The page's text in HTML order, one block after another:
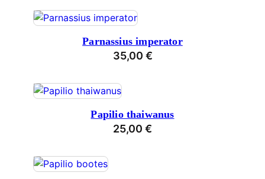
Parnassius imperator
35,00 €
Papilio thaiwanus
25,00 €